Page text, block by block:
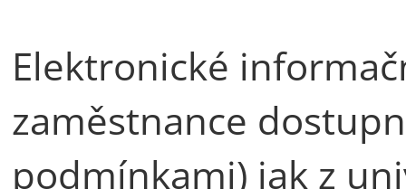
Elektronické
zaměstnance
podmínkami) jak z